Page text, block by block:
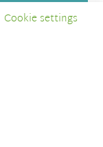
Cookie settings